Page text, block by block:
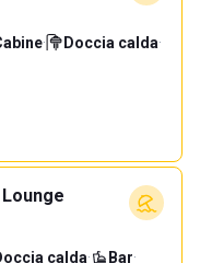
· Doccia calda·
calda· Bar·